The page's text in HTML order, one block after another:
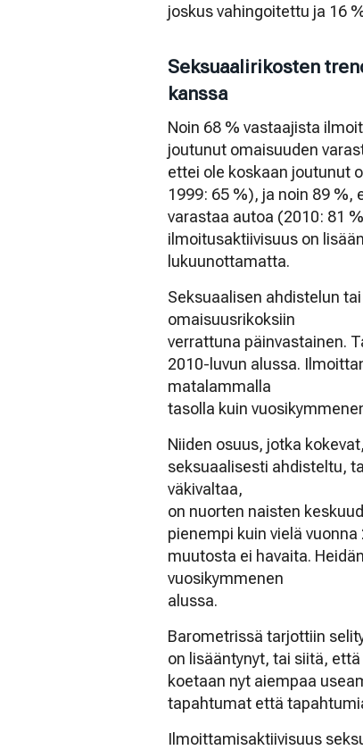
joskus vahingoitettu ja 16
Seksuaalirikosten
kanssa
Noin 68 % vastaajista
joutunut omaisuuden
ettei ole koskaan joutunut
1999: 65 %), ja noin 89
varastaa autoa (2010: 81
ilmoitusaktiivisuus on
lukuunottamatta.
Seksuaalisen ahdistelun
omaisuusrikoksiin
verrattuna päinvastainen.
2010-luvun alussa.
matalammalla
tasolla kuin
Niiden osuus, jotka
seksuaalisesti ahdisteltu,
väkivaltaa,
on nuorten naisten
pienempi kuin vielä
muutosta ei havaita.
vuosikymmenen
alussa.
Barometrissä tarjottiin
on lisääntynyt, tai siitä,
koetaan nyt aiempaa
tapahtumat että
Ilmoittamisaktiivisuus